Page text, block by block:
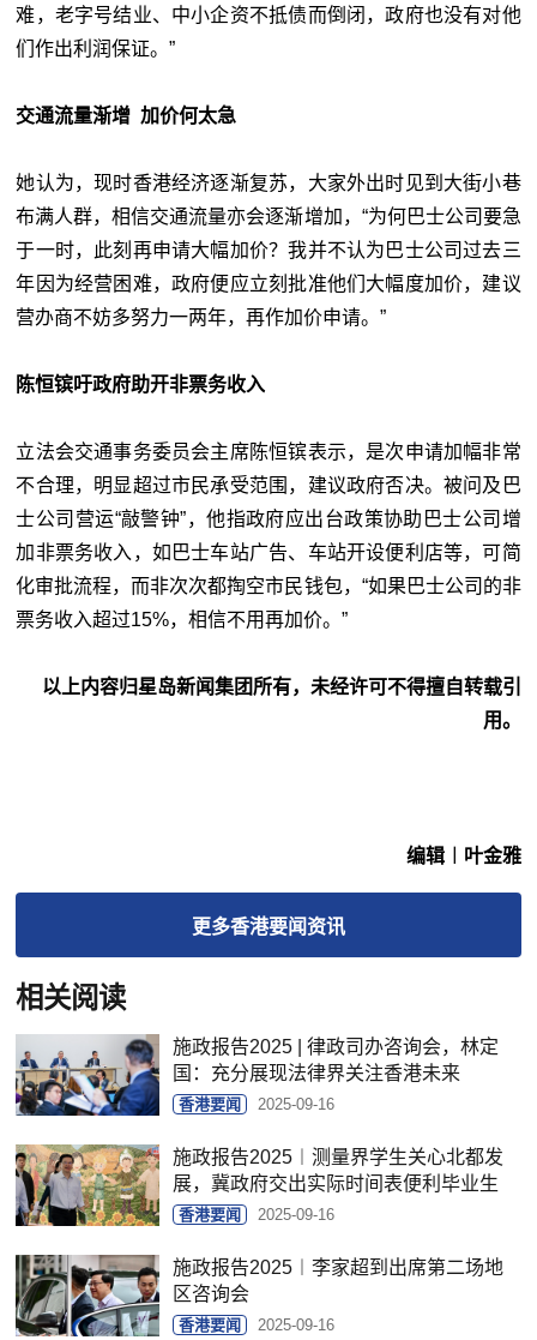
难，老字号结业、中小企资不抵债而倒闭，政府也没有对他
们作出利润保证。”
交通流量渐增 加价何太急
她认为，现时香港经济逐渐复苏，大家外出时见到大街小巷
布满人群，相信交通流量亦会逐渐增加，“为何巴士公司要急
于一时，此刻再申请大幅加价？我并不认为巴士公司过去三
年因为经营困难，政府便应立刻批准他们大幅度加价，建议
营办商不妨多努力一两年，再作加价申请。”
陈恒镔吁政府助开非票务收入
立法会交通事务委员会主席陈恒镔表示，是次申请加幅非常
不合理，明显超过市民承受范围，建议政府否决。被问及巴
士公司营运“敲警钟”，他指政府应出台政策协助巴士公司增
加非票务收入，如巴士车站广告、车站开设便利店等，可简
化审批流程，而非次次都掏空市民钱包，“如果巴士公司的非
票务收入超过15%，相信不用再加价。”
以上内容归星岛新闻集团所有，未经许可不得擅自转载引
用。
编辑︱叶金雅
更多香港要闻资讯
相关阅读
施政报告2025 | 律政司办咨询会，林定
国：充分展现法律界关注香港未来
香港要闻 2025-09-16
施政报告2025︱测量界学生关心北都发
展，冀政府交出实际时间表便利毕业生
香港要闻 2025-09-16
施政报告2025︱李家超到出席第二场地
区咨询会
香港要闻 2025-09-16